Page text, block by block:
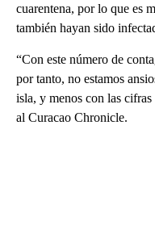
cuarentena, por lo que es
también hayan sido
“Con este número de
por tanto, no estamos
isla, y menos con las
al Curacao Chronicle.